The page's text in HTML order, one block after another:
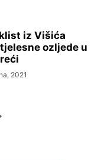
iz Višića
ozljede u
2021